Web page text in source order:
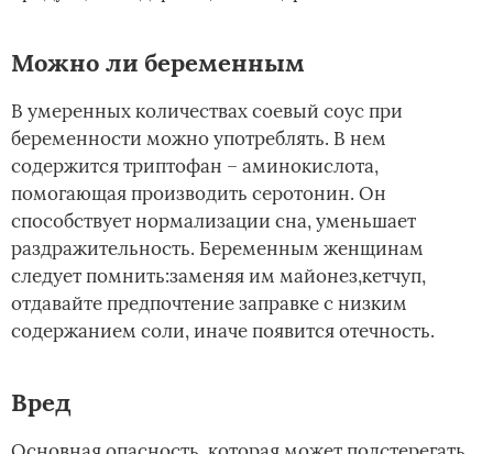
Можно ли беременным­
В умеренных количествах соевый соус при
беременности можно употреблять. В нем
содержится триптофан – аминокислота,
помогающая производить серотонин. Он
способствует нормализации сна, уменьшает
раздражительность. Беременным женщинам
следует помнить:заменяя им майонез,кетчуп,
отдавайте предпочтение заправке с низким
содержанием соли, иначе появится отечность.
Вред